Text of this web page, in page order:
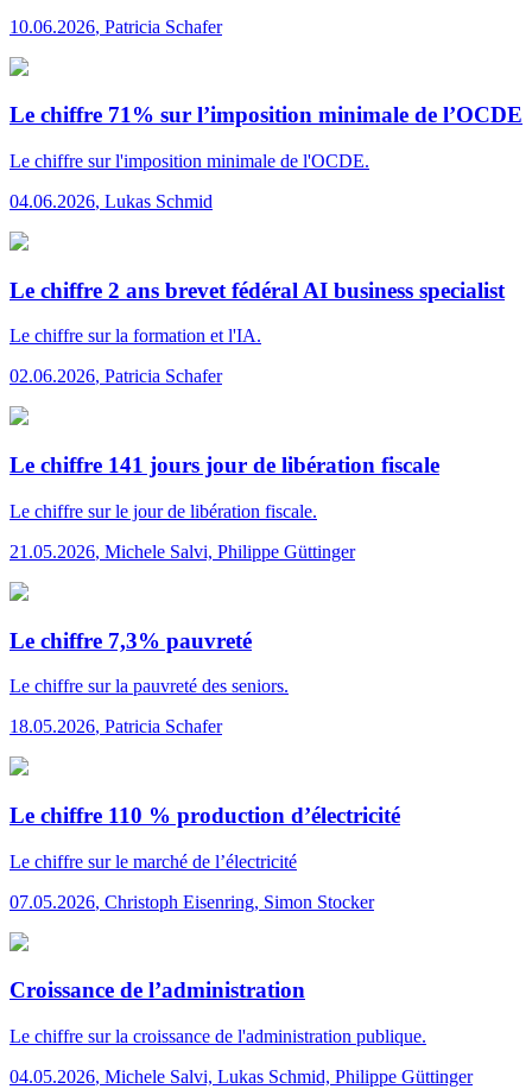
10.06.2026, Patricia Schafer
Le chiffre 71% sur l’imposition minimale de l’OCDE
Le chiffre sur l'imposition minimale de l'OCDE.
04.06.2026, Lukas Schmid
Le chiffre 2 ans brevet fédéral AI business specialist
Le chiffre sur la formation et l'IA.
02.06.2026, Patricia Schafer
Le chiffre 141 jours jour de libération fiscale
Le chiffre sur le jour de libération fiscale.
21.05.2026, Michele Salvi, Philippe Güttinger
Le chiffre 7,3% pauvreté
Le chiffre sur la pauvreté des seniors.
18.05.2026, Patricia Schafer
Le chiffre 110 % production d’électricité
Le chiffre sur le marché de l’électricité
07.05.2026, Christoph Eisenring, Simon Stocker
Croissance de l’administration
Le chiffre sur la croissance de l'administration publique.
04.05.2026, Michele Salvi, Lukas Schmid, Philippe Güttinger